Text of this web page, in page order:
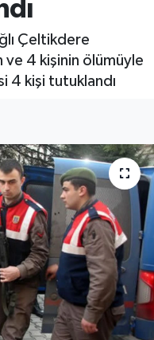
Çeltikdere
ve 4 kişinin ölümüyle
4 kişi tutuklandı